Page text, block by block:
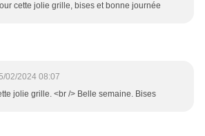
cette jolie grille, bises et bonne journée
02/2024 08:07
jolie grille. <br /> Belle semaine. Bises